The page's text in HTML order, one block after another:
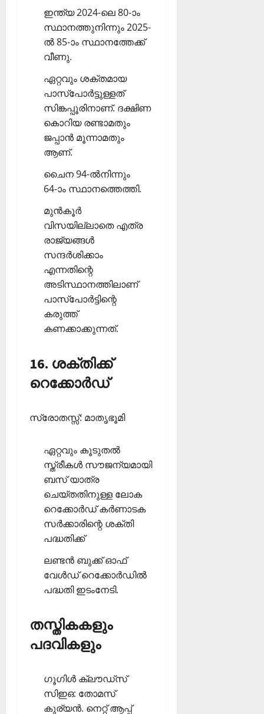
ഇന്ത്യ 2024-ലെ 80-ാം
സ്ഥാനത്തുനിന്നും 2025-
ല്‍ 85-ാം സ്ഥാനത്തേക്ക്
വീണു.
ഏറ്റവും ശക്തമായ
പാസ്‌പോര്‍ട്ടുള്ളത്
സിങ്കപ്പൂരിനാണ്. ദക്ഷിണ
കൊറിയ രണ്ടാമതും
ജപ്പാന്‍ മൂന്നാമതും
ആണ്.
ചൈന 94-ല്‍നിന്നും
64-ാം സ്ഥാനത്തെത്തി.
മുന്‍കൂര്‍
വിസയില്ലാതെ എത്ര
രാജ്യങ്ങള്‍
സന്ദര്‍ശിക്കാം
എന്നതിന്റെ
അടിസ്ഥാനത്തിലാണ്
പാസ്‌പോര്‍ട്ടിന്റെ
കരുത്ത്
കണക്കാക്കുന്നത്.
16. ശക്തിക്ക്
റെക്കോര്‍ഡ്
സ്രോതസ്സ്: മാതൃഭൂമി
ഏറ്റവും കൂടുതല്‍
സ്ത്രീകള്‍ സൗജന്യമായി
ബസ് യാത്ര
ചെയ്തതിനുള്ള ലോക
റെക്കോര്‍ഡ് കര്‍ണാടക
സര്‍ക്കാരിന്റെ ശക്തി
പദ്ധതിക്ക്
ലണ്ടന്‍ ബുക്ക് ഓഫ്
വേള്‍ഡ് റെക്കോര്‍ഡില്‍
പദ്ധതി ഇടംനേടി.
തസ്തികകളും
പദവികളും
ഗൂഗിള്‍ ക്ലൗഡ്‌സ്
സിഇഒ: തോമസ്
കുര്യന്‍. നെറ്റ് ആപ്പ്